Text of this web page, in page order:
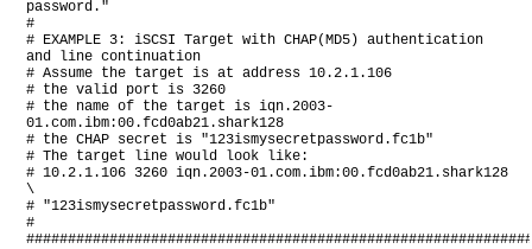
password."
#
# EXAMPLE 3: iSCSI Target with CHAP(MD5) authentication
and line continuation
# Assume the target is at address 10.2.1.106
# the valid port is 3260
# the name of the target is iqn.2003-
01.com.ibm:00.fcd0ab21.shark128
# the CHAP secret is "123ismysecretpassword.fc1b"
# The target line would look like:
# 10.2.1.106 3260 iqn.2003-01.com.ibm:00.fcd0ab21.shark128
\
# "123ismysecretpassword.fc1b"
#